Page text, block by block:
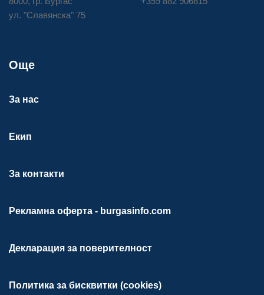
ул. "Славянска" 75
Още
За нас
Екип
За контакти
Рекламна оферта - burgasinfo.com
Декларация за поверителност
Политика за бисквитки (cookies)